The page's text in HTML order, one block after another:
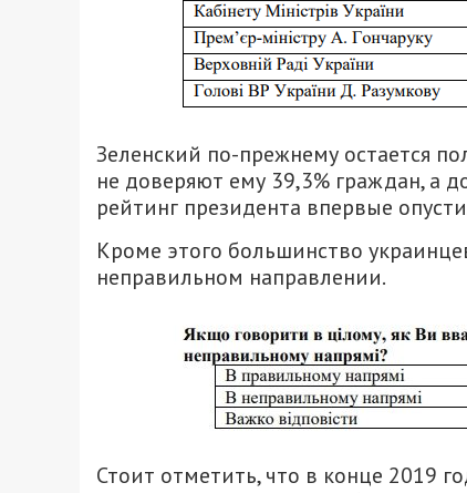
Зеленский по-прежнему остается
не доверяют ему 39,3% граждан, а
рейтинг президента впервые
Кроме этого большинство
неправильном направлении.
Стоит отметить, что в конце 2019